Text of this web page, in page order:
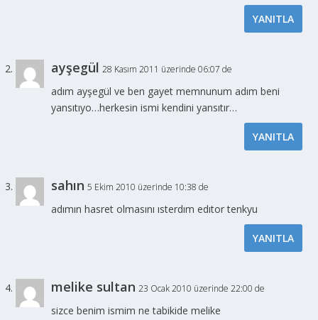
YANITLA
ayşegül 28 Kasım 2011 üzerinde 06:07 de
adım ayşegül ve ben gayet memnunum adım beni
yansıtıyo…herkesin ismi kendini yansıtır…
YANITLA
sahın 5 Ekim 2010 üzerinde 10:38 de
adımın hasret olmasını ısterdım edıtor tenkyu
YANITLA
melike sultan 23 Ocak 2010 üzerinde 22:00 de
sizce benim ismim ne tabikide melike